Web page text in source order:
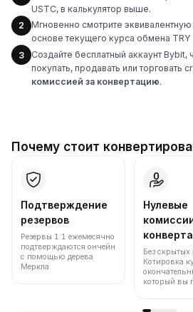
USTC, в калькулятор выше.
2
Мгновенно смотрите эквивалентную
основе текущего курса обмена TRY
3
Создайте бесплатный аккаунт Bybit,
покупать, продавать или торговать
комиссией за конвертацию.
Почему стоит
Подтверждение
резервов
Резервы 1:1 ежемесячно
подтверждаются ончейн
с помощью дерева
Меркла.
Нулевые
Без скрытых
Котировка
который вы